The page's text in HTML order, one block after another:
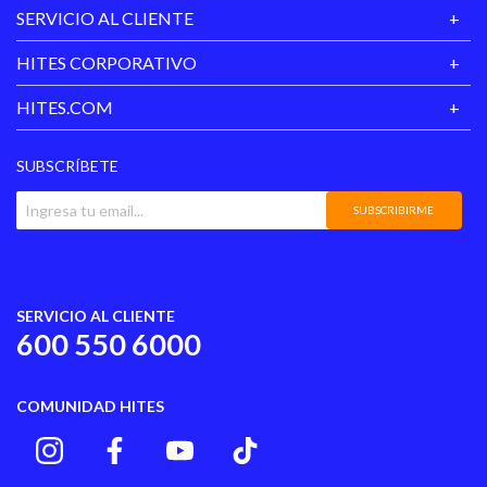
SERVICIO AL CLIENTE
HITES CORPORATIVO
HITES.COM
SUBSCRÍBETE
SUBSCRIBIRME
SERVICIO AL CLIENTE
600 550 6000
COMUNIDAD HITES